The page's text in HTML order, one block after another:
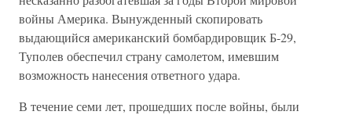
войны Америка. Вынужденный скопировать
выдающийся американский бомбардировщик Б-29,
Туполев обеспечил страну самолетом, имевшим
возможность нанесения ответного удара.
В течение семи лет, прошедших после войны, были